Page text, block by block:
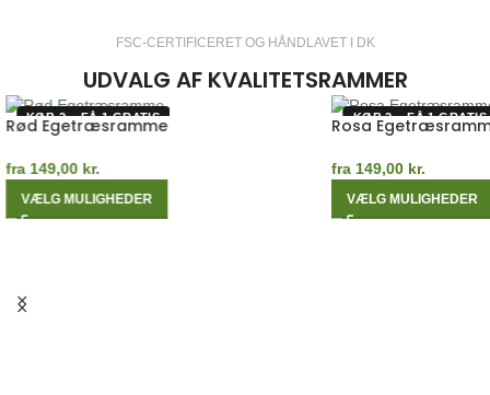
FSC-CERTIFICERET OG HÅNDLAVET I DK
UDVALG AF KVALITETSRAMMER
KØB 2 – FÅ 1 GRATIS
Rød Egetræsramme
fra 149,00 kr.
VÆLG MULIGHEDER
KØB 2 – FÅ 1 GRATIS
Rosa
fra 149,00 kr.
VÆLG MULIGHEDER